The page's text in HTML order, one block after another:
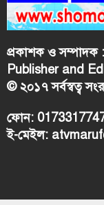
প্রকাশক ও
Publisher and
© ২০১৭ সর্বস্বত্ব
ফোন:
ই-মেইল: